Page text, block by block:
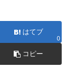
はてブ
0
コピー